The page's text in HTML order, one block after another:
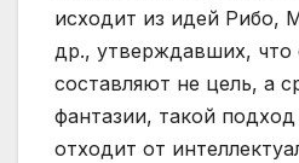
исходит из идей Рибо,
др., утверждавших, что
составляют не цель, а
фантазии, такой
отходит от